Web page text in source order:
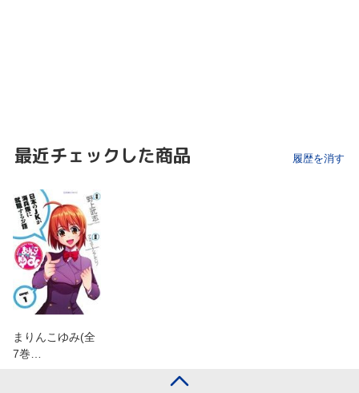
最近チェックした商品 履歴を消す
まりんこゆみ(全
7巻…